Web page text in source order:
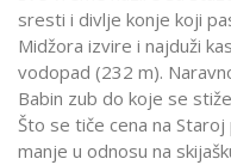
sresti i divlje konje koji
Midžora izvire i najduži
vodopad (232 m).
Babin zub do koje se
Što se tiče cena na
manje u odnosu na